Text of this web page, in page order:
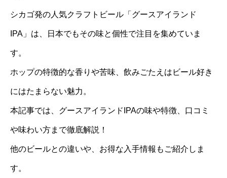
シカゴ発の人気クラフトビール「グースアイランド
IPA」は、日本でもその味と個性で注目を集めていま
す。
ホップの特徴的な香りや苦味、飲みごたえはビール好き
にはたまらない魅力。
本記事では、グースアイランドIPAの味や特徴、口コミ
や味わい方まで徹底解説！
他のビールとの違いや、お得な入手情報もご紹介しま
す。